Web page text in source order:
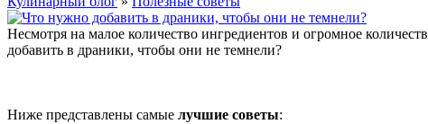
Несмотря на малое количество ингредиентов и огромное
добавить в драники, чтобы они не темнели?
Ниже представлены самые лучшие советы: